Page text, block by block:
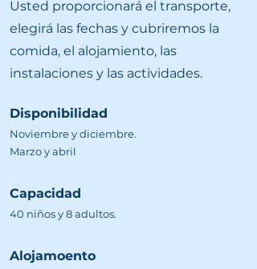
Usted proporcionará el transporte,
elegirá las fechas y cubriremos la
comida, el alojamiento, las
instalaciones y las actividades.
Disponibilidad
Noviembre y diciembre.
Marzo y abril
Capacidad
40 niños y 8 adultos.
Alojamoento